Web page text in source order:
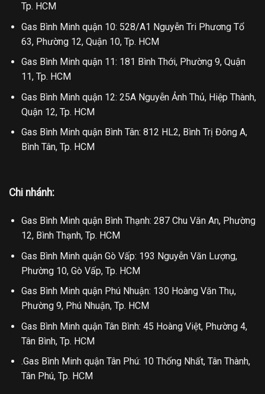
Tp. HCM
Gas Bình Minh quận 10: 528/A1 Nguyễn Tri Phương Tổ
63, Phường 12, Quận 10, Tp. HCM
Gas Bình Minh quận 11: 181 Bình Thới, Phường 9, Quận
11, Tp. HCM
Gas Bình Minh quận 12: 25A Nguyễn Ảnh Thủ, Hiệp Thành,
Quận 12, Tp. HCM
Gas Bình Minh quận Bình Tân: 812 HL2, Bình Trị Đông A,
Bình Tân, Tp. HCM
Chi nhánh:
Gas Bình Minh quận Bình Thạnh: 287 Chu Văn An, Phường
12, Bình Thạnh, Tp. HCM
Gas Bình Minh quận Gò Vấp: 193 Nguyễn Văn Lượng,
Phường 10, Gò Vấp, Tp. HCM
Gas Bình Minh quận Phú Nhuận: 130 Hoàng Văn Thụ,
Phường 9, Phú Nhuận, Tp. HCM
Gas Bình Minh quận Tân Bình: 45 Hoàng Việt, Phường 4,
Tân Bình, Tp. HCM
.Gas Bình Minh quận Tân Phú: 10 Thống Nhất, Tân Thành,
Tân Phú, Tp. HCM